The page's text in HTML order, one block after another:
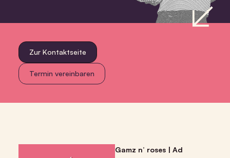
Zur Kontaktseite
Termin vereinbaren
Gamz n’ roses | Ad